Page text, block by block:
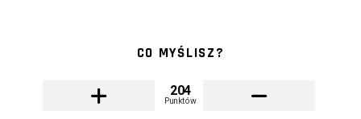
CO MYŚLISZ?
204
Punktów